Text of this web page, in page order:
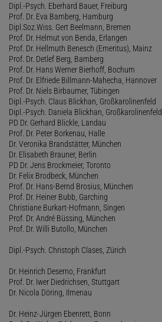
Dipl.-Psych. Eberhard Bauer, Freiburg
Prof. Dr. Eva Bamberg, Hamburg
Dipl.Soz.Wiss. Gert Beelmann, Bremen
Prof. Dr. Helmut von Benda, Erlangen
Prof. Dr. Hellmuth Benesch (Emeritus), Mainz
Prof. Dr. Detlef Berg, Bamberg
Prof. Dr. Hans Werner Bierhoff, Bochum
Prof. Dr. Elfriede Billmann-Mahecha, Hannover
Prof. Dr. Niels Birbaumer, Tübingen
Dipl.-Psych. Claus Blickhan, Großkarolinenfeld
Dipl.-Psych. Daniela Blickhan, Großkarolinenfeld
PD Dr. Gerhard Blickle, Landau
Prof. Dr. Peter Borkenau, Halle
Dr. Veronika Brandstätter, München
Dr. Elisabeth Brauner, Berlin
PD Dr. Jens Brockmeier, Toronto
Dr. Felix Brodbeck, München
Prof. Dr. Hans-Bernd Brosius, München
Prof. Dr. Heiner Bubb, Garching
Christiane Burkart-Hofmann, Singen
Prof. Dr. André Büssing, München
Prof. Dr. Willi Butollo, München
Dipl.-Psych. Christoph Clases, Zürich
Dr. Heinrich Deserno, Frankfurt
Prof. Dr. Iwer Diedrichsen, Stuttgart
Dr. Nicola Döring, Ilmenau
Dr. Heinz-Jürgen Ebenrett, Bonn